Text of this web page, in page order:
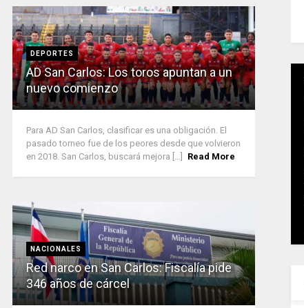
DEPORTES
AD San Carlos: Los toros apuntan a un
nuevo comienzo
Para AD San Carlos, clasificar es una obligación. El
pasado torneo fue de los peores desde que volvieron
en 2018. San Carlos, buscará mejora [...]
Read More
NACIONALES
Red narco en San Carlos: Fiscalía pide
346 años de cárcel